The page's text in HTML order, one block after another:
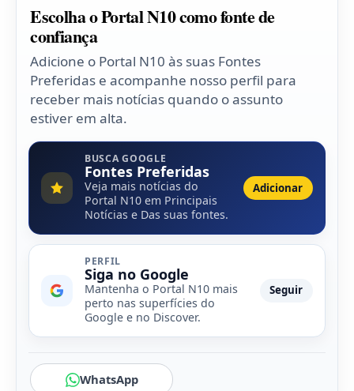
Escolha o Portal N10 como fonte de
confiança
Adicione o Portal N10 às suas Fontes
Preferidas e acompanhe nosso perfil para
receber mais notícias quando o assunto
estiver em alta.
BUSCA GOOGLE
Fontes Preferidas
Veja mais notícias do
Portal N10 em Principais
Notícias e Das suas fontes.
Adicionar
PERFIL
Siga no Google
Mantenha o Portal N10 mais
perto nas superfícies do
Google e no Discover.
Seguir
WhatsApp